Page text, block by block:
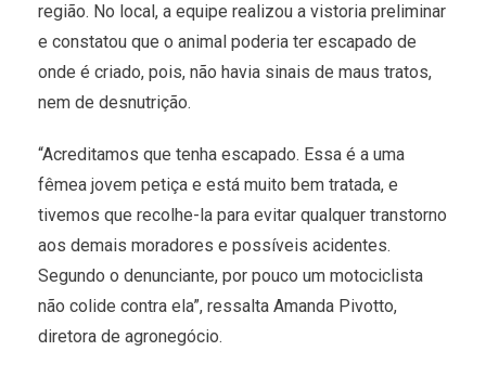
região. No local, a equipe realizou a vistoria preliminar
e constatou que o animal poderia ter escapado de
onde é criado, pois, não havia sinais de maus tratos,
nem de desnutrição.
“Acreditamos que tenha escapado. Essa é a uma
fêmea jovem petiça e está muito bem tratada, e
tivemos que recolhe-la para evitar qualquer transtorno
aos demais moradores e possíveis acidentes.
Segundo o denunciante, por pouco um motociclista
não colide contra ela”, ressalta Amanda Pivotto,
diretora de agronegócio.